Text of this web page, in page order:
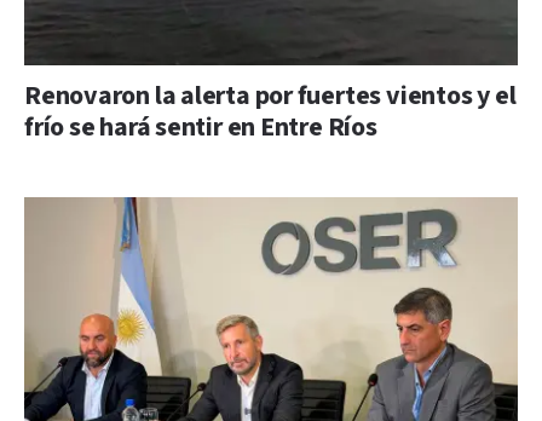
Renovaron la alerta por fuertes vientos y el
frío se hará sentir en Entre Ríos